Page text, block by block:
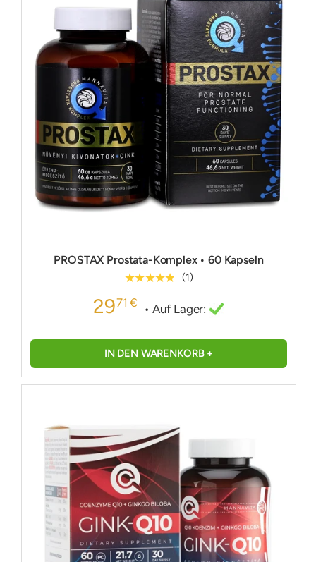
PROSTAX Prostata-Komplex • 60 Kapseln
★★★★★ (1)
2971 € • Auf Lager:
IN DEN WARENKORB +